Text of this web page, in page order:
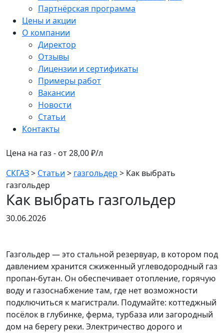
Партнёрская программа
Цены и акции
О компании
Директор
Отзывы
Лицензии и сертификаты
Примеры работ
Вакансии
Новости
Статьи
Контакты
Цена на газ - от 28,00 ₽/л
СКГАЗ> Статьи > газгольдер > Как выбрать
газгольдер
Как выбрать газгольдер
30.06.2026
Газгольдер — это стальной резервуар, в котором под
давлением хранится сжиженный углеводородный газ
пропан-бутан. Он обеспечивает отопление, горячую
воду и газоснабжение там, где нет возможности
подключиться к магистрали. Подумайте: коттеджный
посёлок в глубинке, ферма, турбаза или загородный
дом на берегу реки. Электричество дорого и